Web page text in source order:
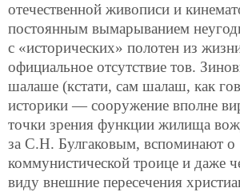
отечественной живописи и
постоянным вымарыванием
с «исторических» полотен из
официальное отсутствие тов.
шалаше (кстати, сам шалаш, как
историки — сооружение вполне
точки зрения функции жилища
за С.Н. Булгаковым, вспоминают о
коммунистической троице и даже
виду внешние пересечения